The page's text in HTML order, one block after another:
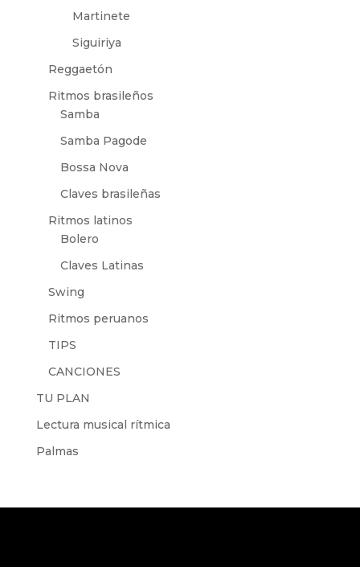
Martinete
Siguiriya
Reggaetón
Ritmos brasileños
Samba
Samba Pagode
Bossa Nova
Claves brasileñas
Ritmos latinos
Bolero
Claves Latinas
Swing
Ritmos peruanos
TIPS
CANCIONES
TU PLAN
Lectura musical rítmica
Palmas